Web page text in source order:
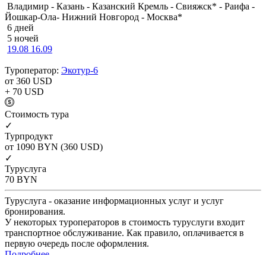
Владимир - Казань - Казанский Кремль - Свияжск* - Раифа -
Йошкар-Ола- Нижний Новгород - Москва*
6 дней
5 ночей
19.08 16.09
Туроператор: Экотур-6
от 360 USD
+ 70 USD
Cтоимость тура
✓
Турпродукт
от 1090 BYN (360 USD)
✓
Туруслуга
70 BYN
Туруслуга - оказание информационных услуг и услуг
бронирования.
У некоторых туроператоров в стоимость туруслуги входит
транспортное обслуживание. Как правило, оплачивается в
первую очередь после оформления.